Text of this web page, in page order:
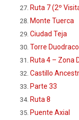
Ruta 7 (2º
Monte Tuerca
Ciudad Teja
Torre Duodraco
Ruta 4 – Zona
Castillo
Parte 33
Ruta 8
Puente Axial